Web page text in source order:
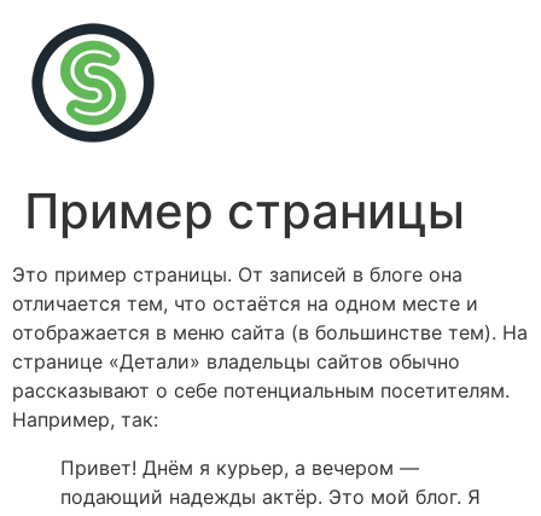
Пример страницы
Это пример страницы. От записей в блоге она
отличается тем, что остаётся на одном месте и
отображается в меню сайта (в большинстве тем). На
странице «Детали» владельцы сайтов обычно
рассказывают о себе потенциальным посетителям.
Например, так:
Привет! Днём я курьер, а вечером —
подающий надежды актёр. Это мой блог. Я